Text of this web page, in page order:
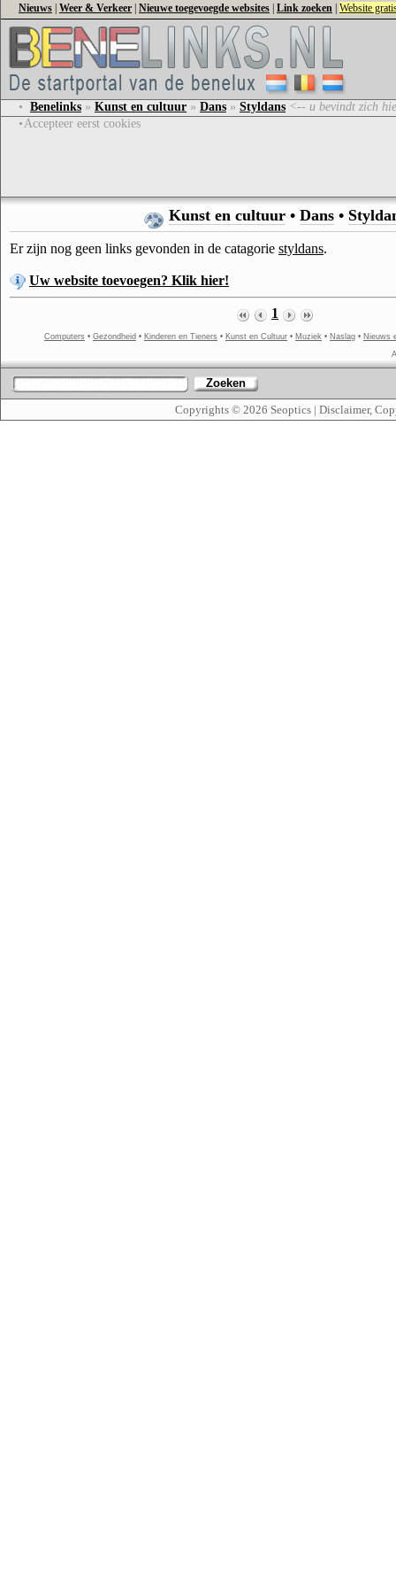
Nieuws Weer & Verkeer Nieuwe toegevoegde websites Link zoeken Website
• Benelinks » Kunst en cultuur » Dans » Styldans <-- u bevindt zich
•Accepteer eerst cookies
Kunst en cultuur • Dans •
Er zijn nog geen links gevonden in de catagorie styldans.
Uw website toevoegen? Klik hier!
1
Computers • Gezondheid • Kinderen en Tieners • Kunst en Cultuur • Muziek • Naslag • Nieuws
Zoeken
Copyrights © 2026 Seoptics | Disclaimer,